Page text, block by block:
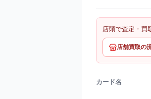
店頭で査定・買
店舗買取の
カード名